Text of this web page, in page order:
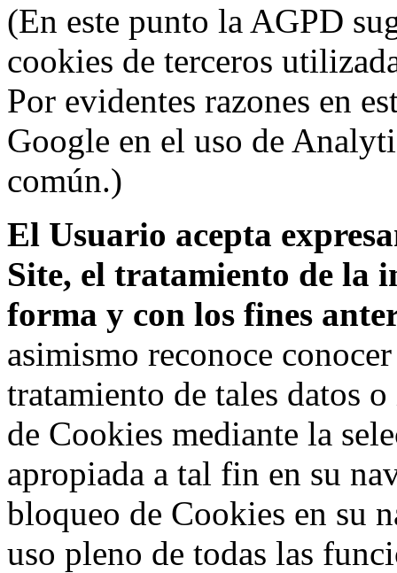
(En este punto la AGPD
cookies de terceros
Por evidentes razones en
Google en el uso de
común.)
El Usuario acepta
Site, el tratamiento de la
forma y con los fines
asimismo reconoce
tratamiento de tales datos
de Cookies mediante la
apropiada a tal fin en su
bloqueo de Cookies en su
uso pleno de todas las